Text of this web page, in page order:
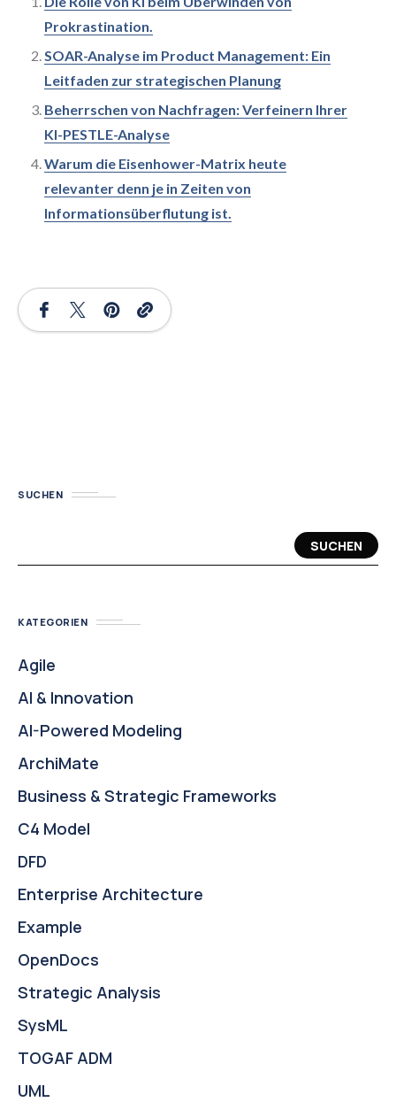
Prokrastination.
SOAR-Analyse im Product Management: Ein
Leitfaden zur strategischen Planung
Beherrschen von Nachfragen: Verfeinern Ihrer
KI-PESTLE-Analyse
Warum die Eisenhower-Matrix heute
relevanter denn je in Zeiten von
Informationsüberflutung ist.
SUCHEN
SUCHEN
KATEGORIEN
Agile
AI & Innovation
AI-Powered Modeling
ArchiMate
Business & Strategic Frameworks
C4 Model
DFD
Enterprise Architecture
Example
OpenDocs
Strategic Analysis
SysML
TOGAF ADM
UML